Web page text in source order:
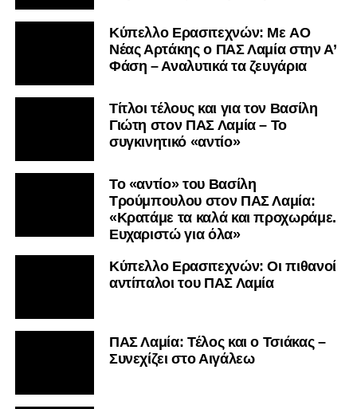
Kύπελλο Ερασιτεχνών: Με AO
Nέας Αρτάκης ο ΠΑΣ Λαμία στην Α’
Φάση – Αναλυτικά τα ζευγάρια
Τίτλοι τέλους και για τον Βασίλη
Γιώτη στον ΠΑΣ Λαμία – Το
συγκινητικό «αντίο»
Το «αντίο» του Βασίλη
Τρούμπουλου στον ΠΑΣ Λαμία:
«Κρατάμε τα καλά και προχωράμε.
Ευχαριστώ για όλα»
Κύπελλο Ερασιτεχνών: Οι πιθανοί
αντίπαλοι του ΠΑΣ Λαμία
ΠΑΣ Λαμία: Τέλος και ο Τσιάκας –
Συνεχίζει στο Αιγάλεω